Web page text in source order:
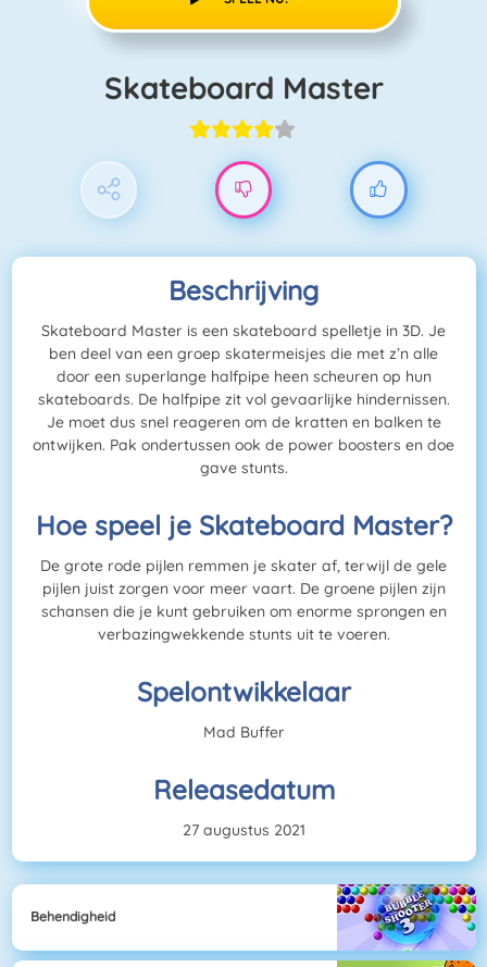
Skateboard Master
Beschrijving
Skateboard Master is een skateboard spelletje in 3D. Je
ben deel van een groep skatermeisjes die met z’n alle
door een superlange halfpipe heen scheuren op hun
skateboards. De halfpipe zit vol gevaarlijke hindernissen.
Je moet dus snel reageren om de kratten en balken te
ontwijken. Pak ondertussen ook de power boosters en doe
gave stunts.
Hoe speel je Skateboard Master?
De grote rode pijlen remmen je skater af, terwijl de gele
pijlen juist zorgen voor meer vaart. De groene pijlen zijn
schansen die je kunt gebruiken om enorme sprongen en
verbazingwekkende stunts uit te voeren.
Spelontwikkelaar
Mad Buffer
Releasedatum
27 augustus 2021
Behendigheid